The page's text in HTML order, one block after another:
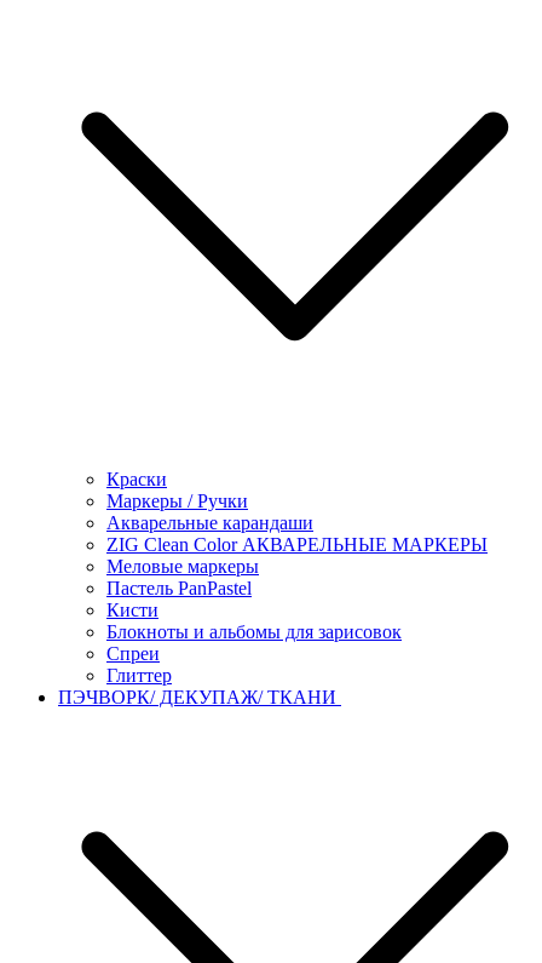
Краски
Маркеры / Ручки
Акварельные карандаши
ZIG Clean Color АКВАРЕЛЬНЫЕ МАРКЕРЫ
Меловые маркеры
Пастель PanPastel
Кисти
Блокноты и альбомы для зарисовок
Спреи
Глиттер
ПЭЧВОРК/ ДЕКУПАЖ/ ТКАНИ